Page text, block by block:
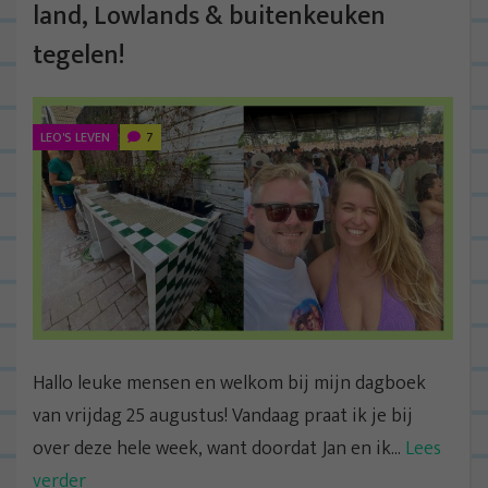
land, Lowlands & buitenkeuken
tegelen!
LEO'S LEVEN 7
Hallo leuke mensen en welkom bij mijn dagboek
van vrijdag 25 augustus! Vandaag praat ik je bij
over deze hele week, want doordat Jan en ik... Lees